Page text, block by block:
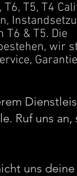
T5, T4
T6 & T5. Die
wir
Ruf uns an,
uns deine